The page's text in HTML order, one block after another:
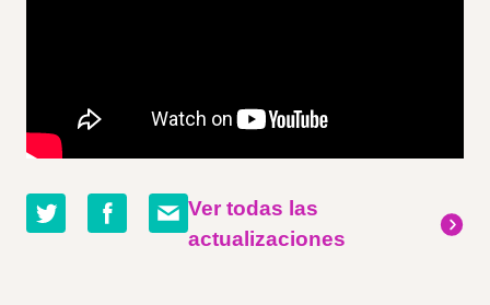
Compartir
en
Compartir
en
Compartir
por
Ver todas las
actualizaciones